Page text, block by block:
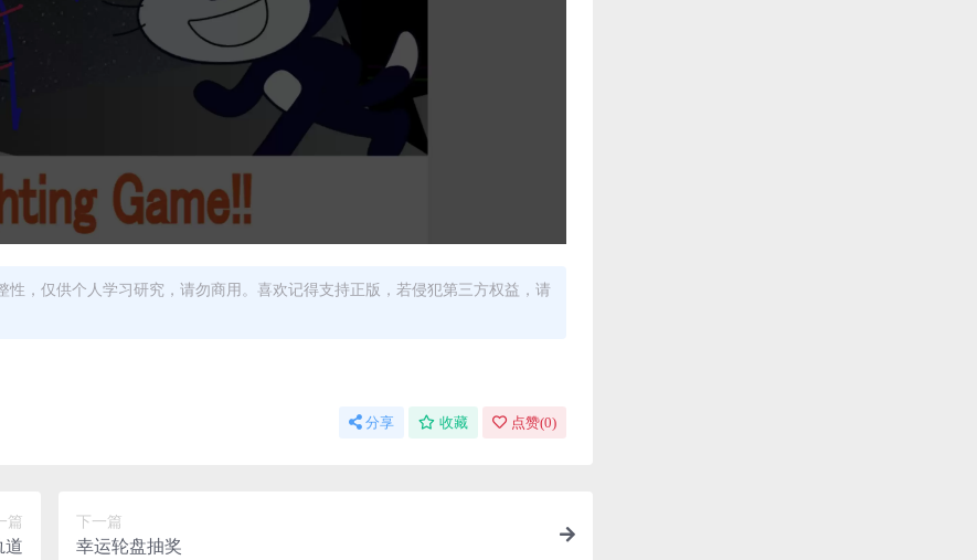
，仅供个人学习研究，请勿商用。喜欢记得支持正版，若侵犯第三方权益，请
分享 收藏 点赞(0)
篇
道
下一篇
幸运轮盘抽奖